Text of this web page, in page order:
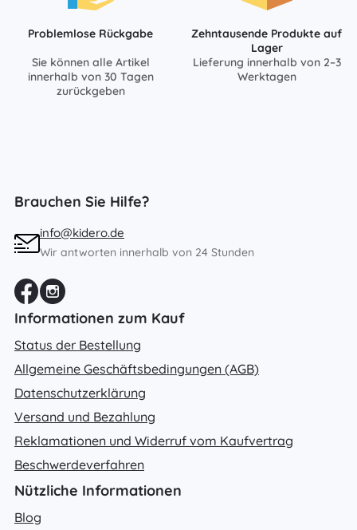
Problemlose Rückgabe
Sie können alle Artikel
innerhalb von 30 Tagen
zurückgeben
Zehntausende Produkte auf
Lager
Lieferung innerhalb von 2–3
Werktagen
Brauchen Sie Hilfe?
info@kidero.de
Wir antworten innerhalb von 24 Stunden
Informationen zum Kauf
Status der Bestellung
Allgemeine Geschäftsbedingungen (AGB)
Datenschutzerklärung
Versand und Bezahlung
Reklamationen und Widerruf vom Kaufvertrag
Beschwerdeverfahren
Nützliche Informationen
Blog